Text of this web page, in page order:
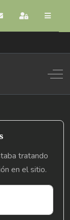
a las
Registrarse
tratando
en el sitio.